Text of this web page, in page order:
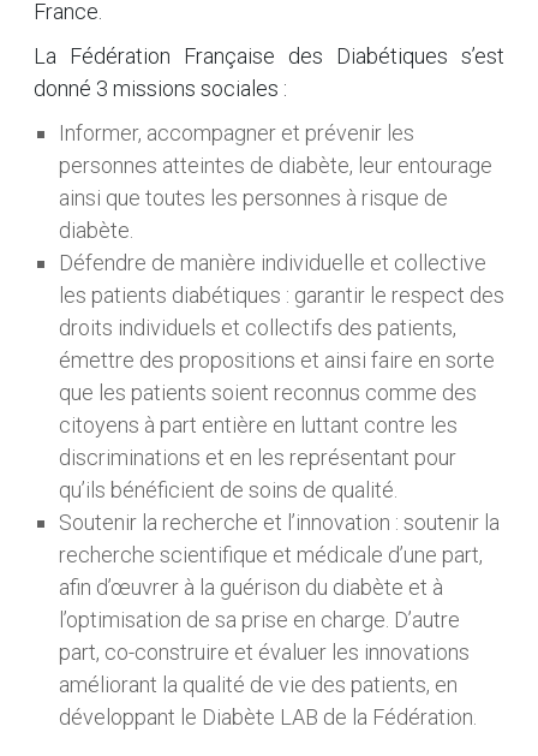
France.
La Fédération Française des Diabétiques s’est
donné 3 missions sociales :
Informer, accompagner et prévenir les
personnes atteintes de diabète, leur entourage
ainsi que toutes les personnes à risque de
diabète.
Défendre de manière individuelle et collective
les patients diabétiques : garantir le respect des
droits individuels et collectifs des patients,
émettre des propositions et ainsi faire en sorte
que les patients soient reconnus comme des
citoyens à part entière en luttant contre les
discriminations et en les représentant pour
qu’ils bénéficient de soins de qualité.
Soutenir la recherche et l’innovation : soutenir la
recherche scientifique et médicale d’une part,
afin d’œuvrer à la guérison du diabète et à
l’optimisation de sa prise en charge. D’autre
part, co-construire et évaluer les innovations
améliorant la qualité de vie des patients, en
développant le Diabète LAB de la Fédération.